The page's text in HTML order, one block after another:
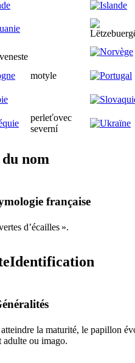
motyle
perleťovec
severní
nom
française
d’écailles ».
Identification
la maturité, le papillon
ou imago.